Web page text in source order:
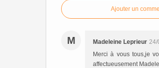
Ajouter un
M Madeleine Leprieur 24/
Merci à vous tous,je
affectueusement